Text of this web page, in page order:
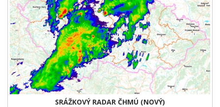
SRÁŽKOVÝ RADAR ČHMÚ (NOVÝ)